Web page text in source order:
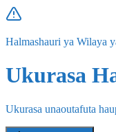
Halmashauri ya Wilaya
Ukurasa
Ukurasa unaoutafuta